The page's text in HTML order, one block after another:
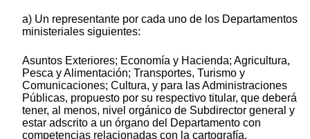
a) Un representante por cada uno de los Departamentos
ministeriales siguientes:
Asuntos Exteriores; Economía y Hacienda; Agricultura,
Pesca y Alimentación; Transportes, Turismo y
Comunicaciones; Cultura, y para las Administraciones
Públicas, propuesto por su respectivo titular, que deberá
tener, al menos, nivel orgánico de Subdirector general y
estar adscrito a un órgano del Departamento con
competencias relacionadas con la cartografía.